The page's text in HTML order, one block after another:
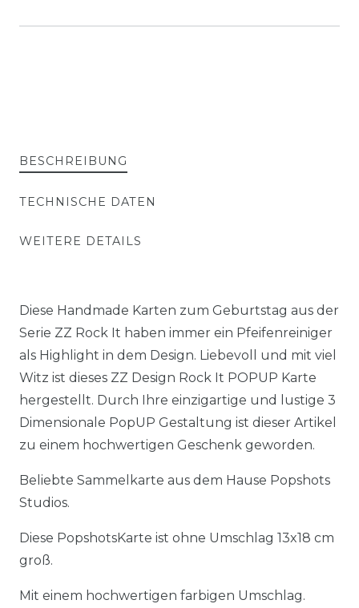
BESCHREIBUNG
TECHNISCHE DATEN
WEITERE DETAILS
Diese Handmade Karten zum Geburtstag aus der
Serie ZZ Rock It haben immer ein Pfeifenreiniger
als Highlight in dem Design. Liebevoll und mit viel
Witz ist dieses ZZ Design Rock It POPUP Karte
hergestellt. Durch Ihre einzigartige und lustige 3
Dimensionale PopUP Gestaltung ist dieser Artikel
zu einem hochwertigen Geschenk geworden.
Beliebte Sammelkarte aus dem Hause Popshots
Studios.
Diese PopshotsKarte ist ohne Umschlag 13x18 cm
groß.
Mit einem hochwertigen farbigen Umschlag.